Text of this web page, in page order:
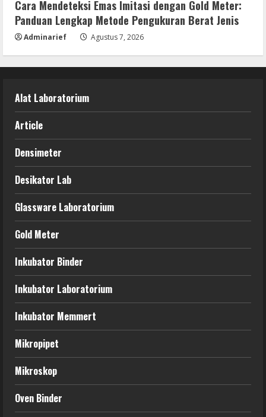
Cara Mendeteksi Emas Imitasi dengan Gold Meter:
Panduan Lengkap Metode Pengukuran Berat Jenis
Adminarief Agustus 7, 2026
Alat Laboratorium
Article
Densimeter
Desikator Lab
Glassware Laboratorium
Gold Meter
Inkubator Binder
Inkubator Laboratorium
Inkubator Memmert
Mikropipet
Mikroskop
Oven Binder